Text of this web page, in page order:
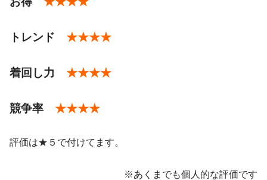
・カットソー
・タートルニット
トレンド ★★★★
着回し力 ★★★★
競争率 ★★★★
評価は★５で付けてます。
※あくまでも個人的な評価です